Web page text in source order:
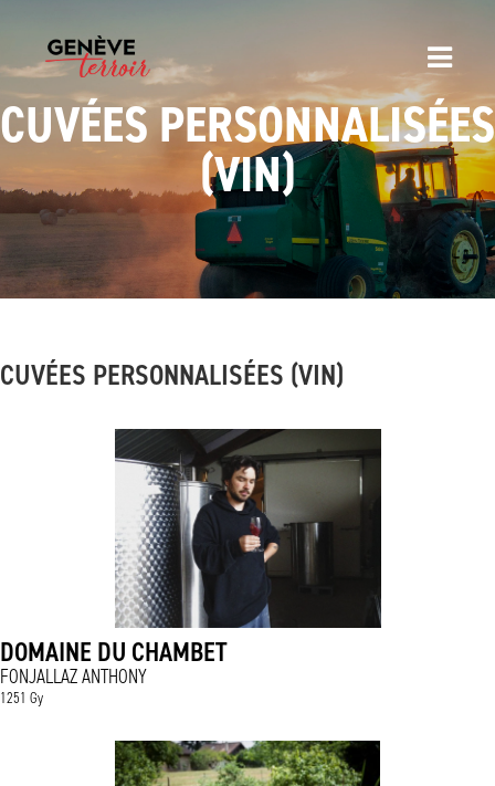
CUVÉES PERSONNALISÉES
(VIN)
CUVÉES PERSONNALISÉES (VIN)
DOMAINE DU CHAMBET
FONJALLAZ ANTHONY
1251 Gy